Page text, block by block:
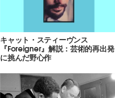
キャット・スティーヴンス
『Foreigner』解説：芸術的再出発
に挑んだ野心作